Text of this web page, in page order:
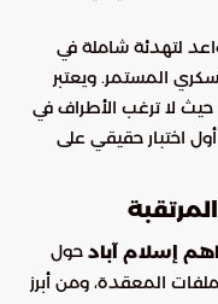
لتهدئة شاملة في
المستمر. ويعتبر
حيث لا ترغب الأطراف في
اختبار حقيقي على
إسلام آباد حول
المعقدة، ومن أبرز